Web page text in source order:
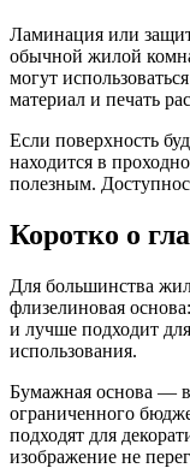
Ламинация или
обычной жилой
могут
материал и печать
Если поверхность
находится в
полезным.
Коротко о
Для большинства
флизелиновая
и лучше подходит
использования.
Бумажная основа —
ограниченного
подходят для
изображение не